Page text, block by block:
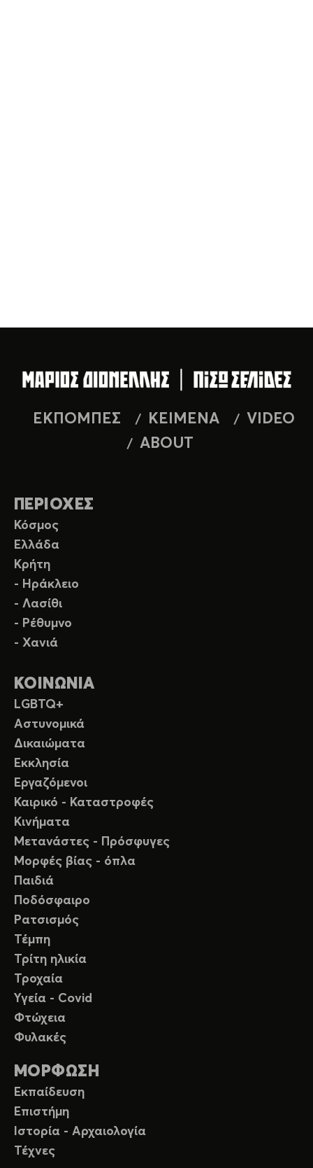
ΕΚΠΟΜΠΕΣ ΚΕΙΜΕΝΑ
VIDEO
ABOUT
ΠΕΡΙΟΧΕΣ
Κόσμος
Ελλάδα
Κρήτη
- Ηράκλειο
- Λασίθι
- Ρέθυμνο
- Χανιά
ΚΟΙΝΩΝΙΑ
LGBTQ+
Αστυνομικά
Δικαιώματα
Εκκλησία
Εργαζόμενοι
Καιρικό - Καταστροφές
Κινήματα
Μετανάστες - Πρόσφυγες
Μορφές βίας - όπλα
Παιδιά
Ποδόσφαιρο
Ρατσισμός
Τέμπη
Τρίτη ηλικία
Τροχαία
Υγεία - Covid
Φτώχεια
Φυλακές
ΜΟΡΦΩΣΗ
Εκπαίδευση
Επιστήμη
Ιστορία - Αρχαιολογία
Τέχνες